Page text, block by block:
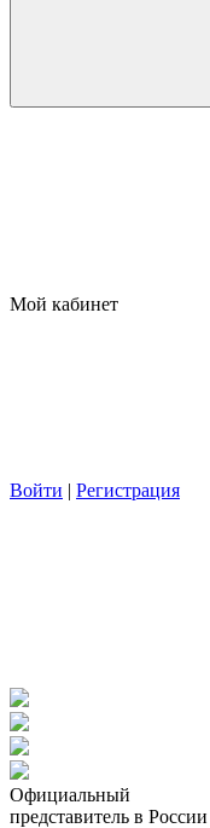
Мой кабинет
Войти | Регистрация
Официальный
представитель в России